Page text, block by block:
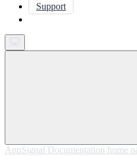
Support
AppSignal Documentation home